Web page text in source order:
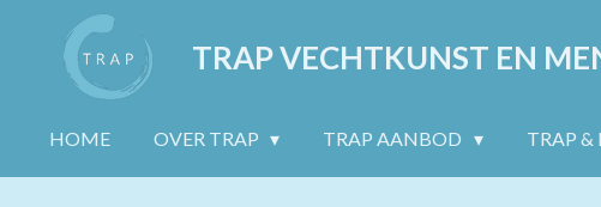
TRAP VECHTKUNST EN
HOME OVER TRAP TRAP AANBOD TRAP &